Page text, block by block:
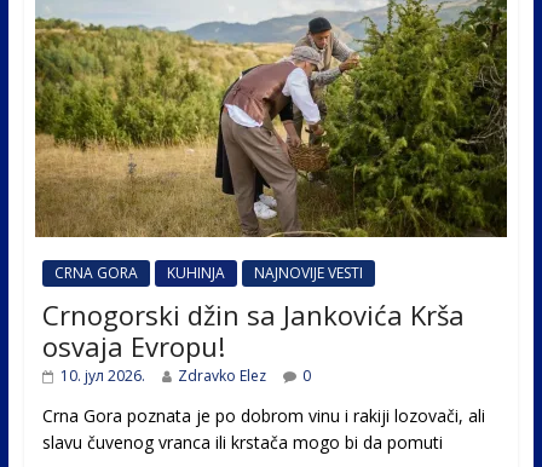
CRNA GORA KUHINJA NAJNOVIJE VESTI
Crnogorski džin sa Jankovića Krša
osvaja Evropu!
10. јул 2026. Zdravko Elez 0
Crna Gora poznata je po dobrom vinu i rakiji lozovači, ali
slavu čuvenog vranca ili krstača mogo bi da pomuti